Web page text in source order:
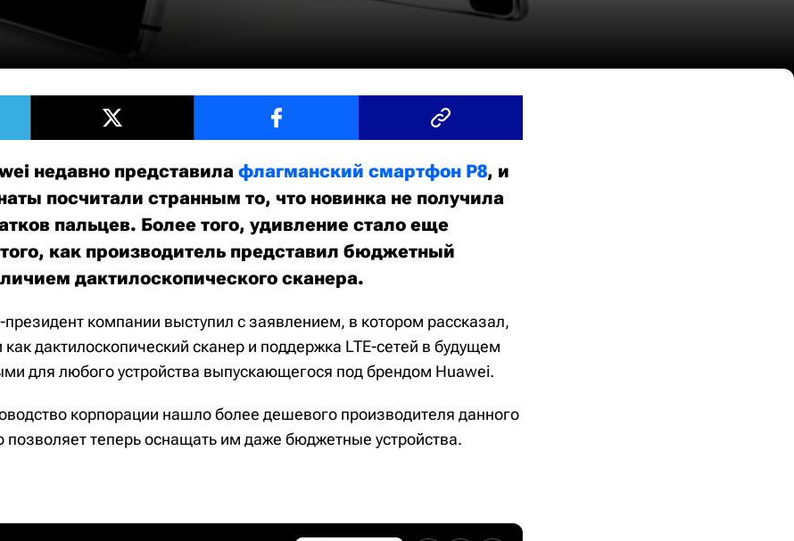
недавно представила флагманский смартфон P8, и
посчитали странным то, что новинка не получила
пальцев. Более того, удивление стало еще
как производитель представил бюджетный
дактилоскопического сканера.
президент компании выступил с заявлением, в котором рассказал,
как дактилоскопический сканер и поддержка LTE-сетей в будущем
для любого устройства выпускающегося под брендом Huawei.
корпорации нашло более дешевого производителя данного
позволяет теперь оснащать им даже бюджетные устройства.